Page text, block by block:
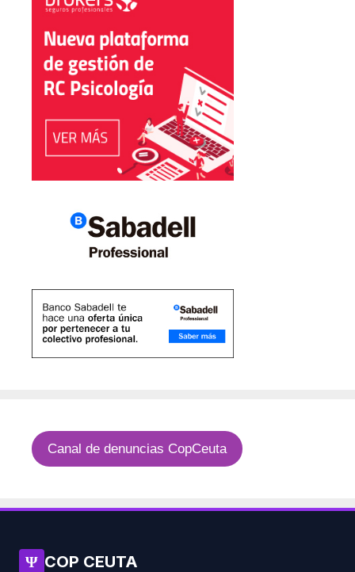
Canal de denuncias CopCeuta
Ψ COP CEUTA